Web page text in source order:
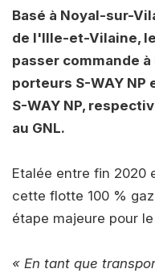
Basé à Noyal-sur-
de l'Ille-et-Vilaine,
passer commande
porteurs S-WAY
S-WAY NP,
au GNL.
Etalée entre fin 2020
cette flotte 100 %
étape majeure pour
« En tant que